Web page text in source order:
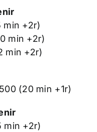
min +2r)
min +2r)
min +2r)
(20 min +1r)
min +2r)